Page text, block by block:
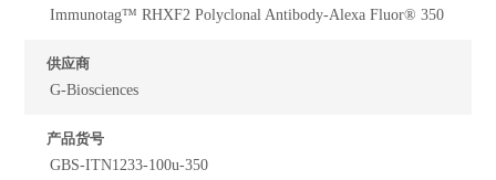
Immunotag™ RHXF2 Polyclonal Antibody-Alexa Fluor® 350
供应商
G-Biosciences
产品货号
GBS-ITN1233-100u-350